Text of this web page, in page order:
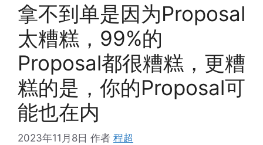
拿不到单是因为Proposal
太糟糕，99%的
Proposal都很糟糕，更糟
糕的是，你的Proposal可
能也在内
2023年11月8日 作者 程超